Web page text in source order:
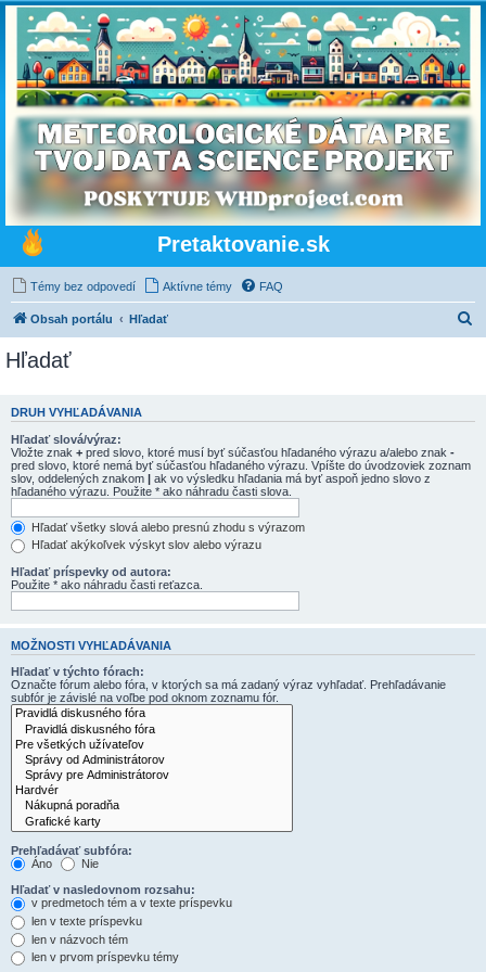
Pretaktovanie.sk
Témy bez odpovedí Aktívne témy FAQ
Obsah portálu Hľadať
a
Hľadať
DRUH VYHĽADÁVANIA
Hľadať slová/výraz:
Vložte znak + pred slovo, ktoré musí byť súčasťou hľadaného výrazu a/alebo znak -
pred slovo, ktoré nemá byť súčasťou hľadaného výrazu. Vpíšte do úvodzoviek zoznam
slov, oddelených znakom | ak vo výsledku hľadania má byť aspoň jedno slovo z
hľadaného výrazu. Použite * ako náhradu časti slova.
Hľadať všetky slová alebo presnú zhodu s výrazom
Hľadať akýkoľvek výskyt slov alebo výrazu
Hľadať príspevky od autora:
Použite * ako náhradu časti reťazca.
MOŽNOSTI VYHĽADÁVANIA
Hľadať v týchto fórach:
Označte fórum alebo fóra, v ktorých sa má zadaný výraz vyhľadať. Prehľadávanie
subfór je závislé na voľbe pod oknom zoznamu fór.
Prehľadávať subfóra:
Áno
Nie
Hľadať v nasledovnom rozsahu:
v predmetoch tém a v texte príspevku
len v texte príspevku
len v názvoch tém
len v prvom príspevku témy